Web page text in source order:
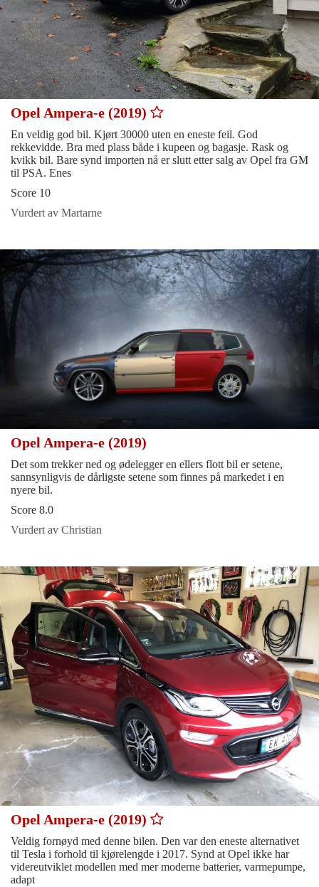
Opel Ampera-e (2019)
En veldig god bil. Kjørt 30000 uten en eneste feil. God
rekkevidde. Bra med plass både i kupeen og bagasje. Rask og
kvikk bil. Bare synd importen nå er slutt etter salg av Opel fra GM
til PSA. Enes
Score 10
Vurdert av Martarne
Opel Ampera-e (2019)
Det som trekker ned og ødelegger en ellers flott bil er setene,
sannsynligvis de dårligste setene som finnes på markedet i en
nyere bil.
Score 8.0
Vurdert av Christian
Opel Ampera-e (2019)
Veldig fornøyd med denne bilen. Den var den eneste alternativet
til Tesla i forhold til kjørelengde i 2017. Synd at Opel ikke har
videreutviklet modellen med mer moderne batterier, varmepumpe,
adapt